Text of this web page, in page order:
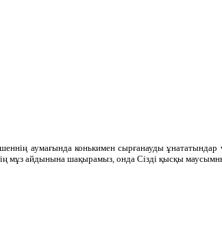
аумағында конькимен сырғанауды
мұз айдынына шақырамыз, онда Сізді қысқы